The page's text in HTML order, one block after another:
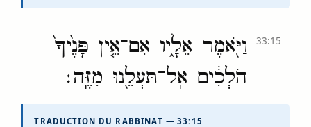
וַיֹּ֖אמֶר אֵלָ֑יו אִם־אֵ֤ין פָּנֶ֙יךָ֙
הֹלְכִ֔ים אַֽל־תַּעֲלֵ֖נוּ מִזֶּֽה׃
33:15
TRADUCTION DU RABBINAT — 33:15